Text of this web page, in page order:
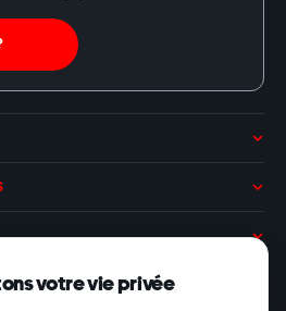
votre vie privée